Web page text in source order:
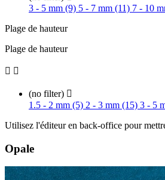
3 - 5 mm (9) 5 - 7 mm (11) 7 - 10
Plage de hauteur
Plage de hauteur
 
(no filter) 
1.5 - 2 mm (5) 2 - 3 mm (15) 3 - 5
Utilisez l'éditeur en back-office pour
Opale